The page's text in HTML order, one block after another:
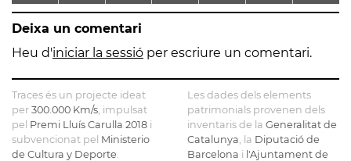
ESCURRA
L'ANTIGA
C.E.L.O.
- CASA
FARJAS
NOSTRA
DE LA
Deixa un comentari
Heu d'iniciar la sessió per escriure un comentari.
Traces és un projecte ideat
per 300.000 Km/s , impulsat
pel Premi Lluís Carulla 2018 i
subvencionat pel Ministerio
de Cultura y Deporte
Les dades dels elements
patrimonials provenen dels
inventaris de la Generalitat de
Catalunya , la Diputació de
Barcelona i l'Ajuntament de